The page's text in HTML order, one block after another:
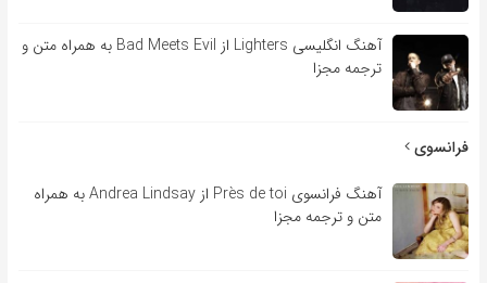
آهنگ انگلیسی Lighters از Bad Meets Evil به همراه متن و
ترجمه مجزا
فرانسوی
آهنگ فرانسوی Près de toi از Andrea Lindsay به همراه
متن و ترجمه مجزا